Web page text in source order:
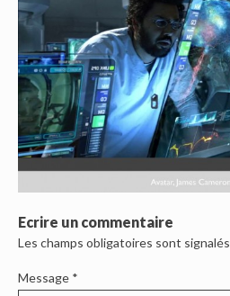
Ecrire un commentaire
Les champs obligatoires sont signalés
Message *